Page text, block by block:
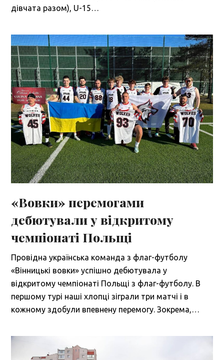
дівчата разом), U-15…
«Вовки» перемогами
дебютували у відкритому
чемпіонаті Польщі
Провідна українська команда з флаг-футболу
«Вінницькі вовки» успішно дебютувала у
відкритому чемпіонаті Польщі з флаг-футболу. В
першому турі наші хлопці зіграли три матчі і в
кожному здобули впевнену перемогу. Зокрема,…